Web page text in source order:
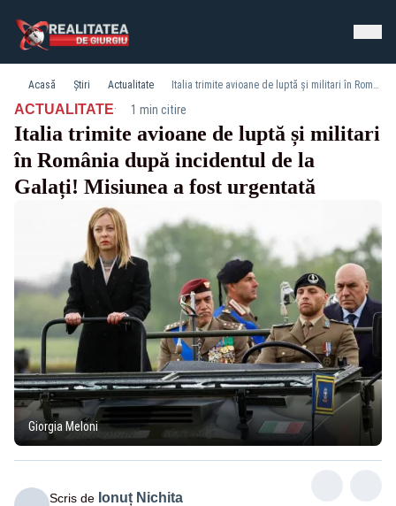
Acasă Știri Actualitate Italia trimite avioane de luptă și militari în România după incidentul de la Galați! Misiunea a fost urgentată
ACTUALITATE· 1 min citire
Italia trimite avioane de luptă și militari
în România după incidentul de la
Galați! Misiunea a fost urgentată
Giorgia Meloni
Scris de Ionuț Nichita